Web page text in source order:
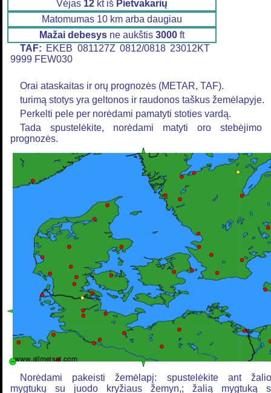
Vėjas 12 kt iš Pietvakarių
Matomumas 10 km arba daugiau
Mažai debesys ne aukštis 3000 ft
TAF: EKEB 081127Z 0812/0818 23012KT
9999 FEW030
Orai ataskaitas ir orų prognozės (METAR, TAF).
turimą stotys yra geltonos ir raudonos taškus žemėlapyje.
Perkelti pele per norėdami pamatyti stoties vardą.
Tada spustelėkite, norėdami matyti oro stebėjimo
prognozės.
Norėdami pakeisti žemėlapį: spustelėkite ant
mygtukų su juodo kryžiaus žemyn,; žalią mygtuką